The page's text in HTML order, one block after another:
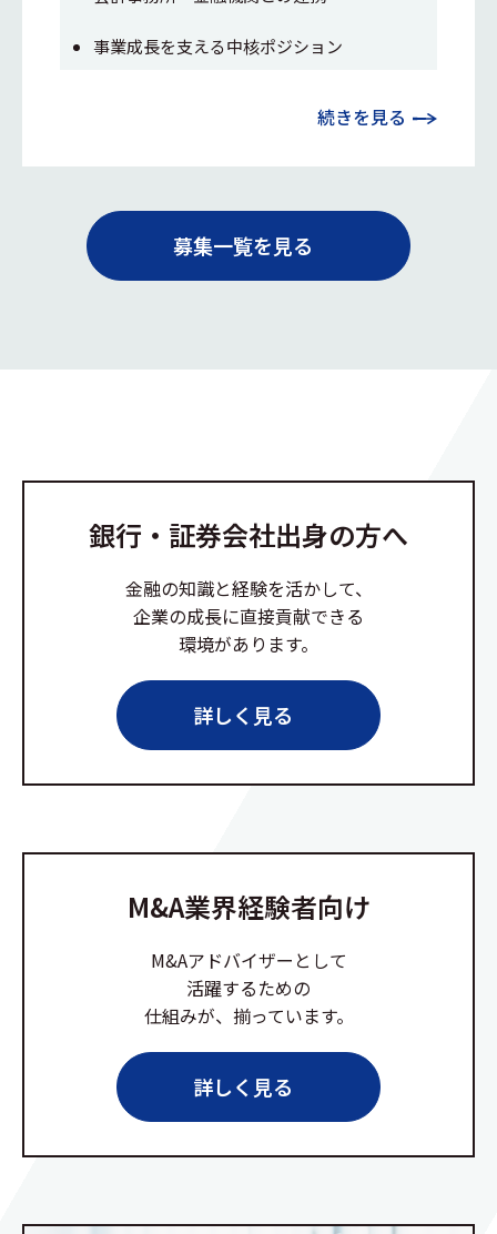
事業成長を支える中核ポジション
続きを見る
募集一覧を見る
銀行・証券会社出身の方へ
金融の知識と経験を活かして、
企業の成長に直接貢献できる
環境があります。
詳しく見る
M&A業界経験者向け
M&Aアドバイザーとして
活躍するための
仕組みが、揃っています。
詳しく見る